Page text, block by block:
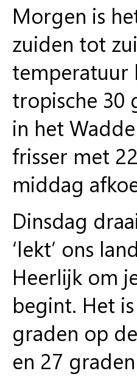
Morgen is
zuiden tot
temperatuur
tropische 30
in het
frisser met
middag
Dinsdag
‘lekt’ ons
Heerlijk om
begint. Het
graden op
en 27